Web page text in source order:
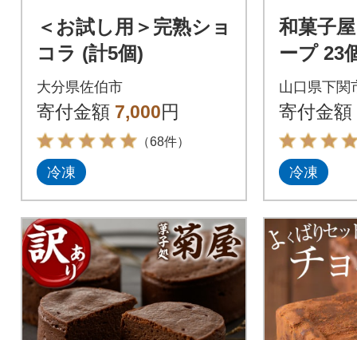
＜お試し用＞完熟ショ
コラ (計5個)
大分県佐伯市
寄付金額 7,000円
（68件）
冷凍
和菓子
ープ 23
スイー
つ 下関
山口県下関
寄付金額
冷凍